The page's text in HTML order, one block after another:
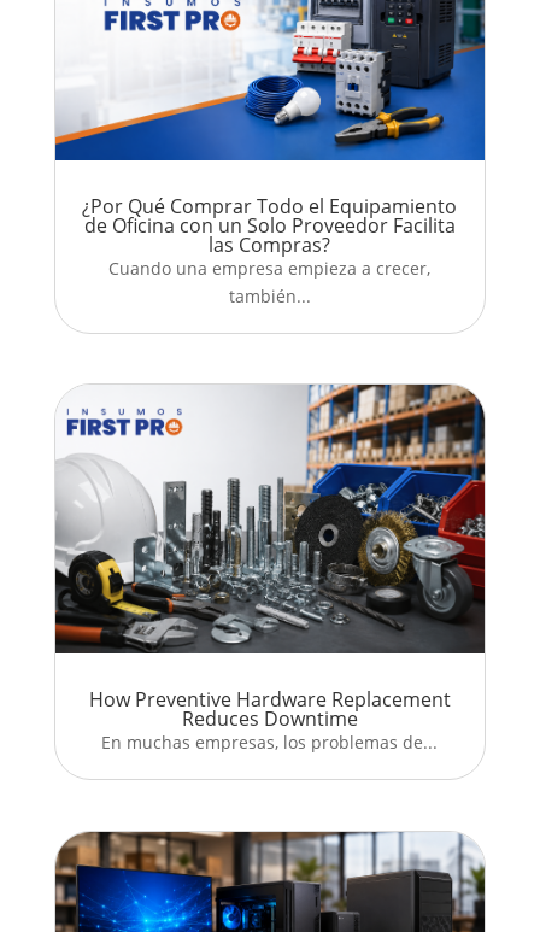
¿Por Qué Comprar Todo el Equipamiento
de Oficina con un Solo Proveedor Facilita
las Compras?
Cuando una empresa empieza a crecer,
también...
How Preventive Hardware Replacement
Reduces Downtime
En muchas empresas, los problemas de...